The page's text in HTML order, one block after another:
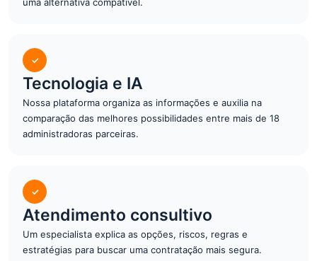
✓
Tecnologia e IA
Nossa plataforma organiza as informações e auxilia na
comparação das melhores possibilidades entre mais de 18
administradoras parceiras.
✓
Atendimento consultivo
Um especialista explica as opções, riscos, regras e
estratégias para buscar uma contratação mais segura.